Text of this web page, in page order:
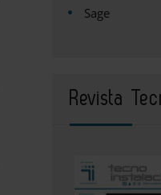
Sage
Revista